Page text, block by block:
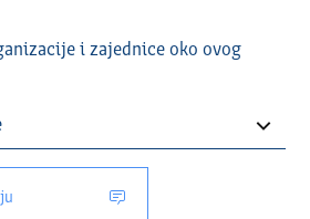
i zajednice oko ovog